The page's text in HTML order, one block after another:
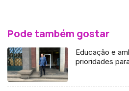
Pode também gostar
Educação e
prioridades